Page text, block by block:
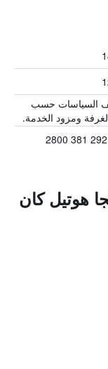
السياسات حسب
ومزود الخدمة.
هوتيل كان